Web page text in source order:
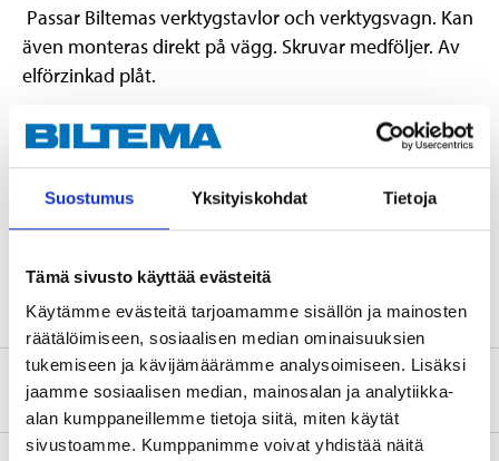
Suostumus Yksityiskohdat Tietoja
Tämä sivusto käyttää evästeitä
Käytämme evästeitä tarjoamamme sisällön ja mainosten
räätälöimiseen, sosiaalisen median ominaisuuksien
tukemiseen ja kävijämäärämme analysoimiseen. Lisäksi
jaamme sosiaalisen median, mainosalan ja analytiikka-
alan kumppaneillemme tietoja siitä, miten käytät
sivustoamme. Kumppanimme voivat yhdistää näitä
Passar Biltemas verktygstavlor och verktygsvagn. Kan
även monteras direkt på vägg. Skruvar medföljer. Av
elförzinkad plåt.
Teknisk specifikation
Längd
144 mm
Om tillverkaren